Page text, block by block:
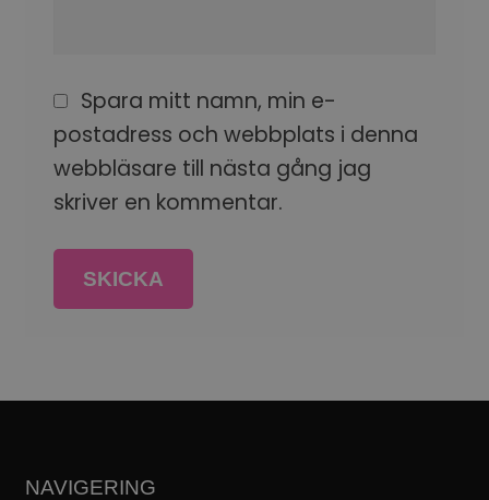
Spara mitt namn, min e-
postadress och webbplats i denna
webbläsare till nästa gång jag
skriver en kommentar.
NAVIGERING